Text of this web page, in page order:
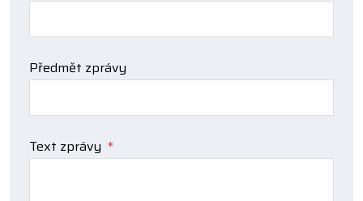
Předmět zprávy
Text zprávy *